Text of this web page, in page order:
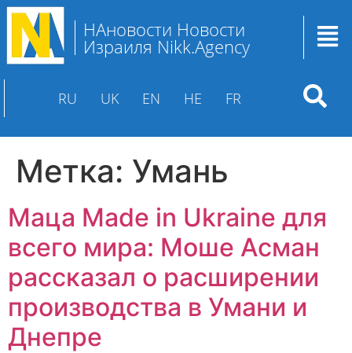
НАновости Новости
Израиля Nikk.Agency
RU UK EN HE FR
Метка: Умань
Маца Made in Ukraine для
всего мира: Моше Асман
рассказал о расширении
производства в Умани и
Днепре